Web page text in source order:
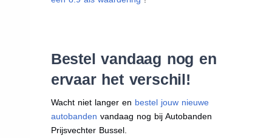
Bestel vandaag nog en
ervaar het verschil!
Wacht niet langer en bestel jouw nieuwe
autobanden vandaag nog bij Autobanden
Prijsvechter Bussel.